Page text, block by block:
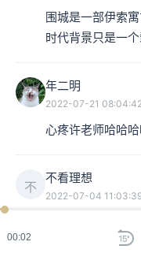
00:03
围城是一部伊索
时代背景只是一个
年二明
2022-07-21 08:04:42
心疼许老师哈哈
不
不看理想
2022-07-04